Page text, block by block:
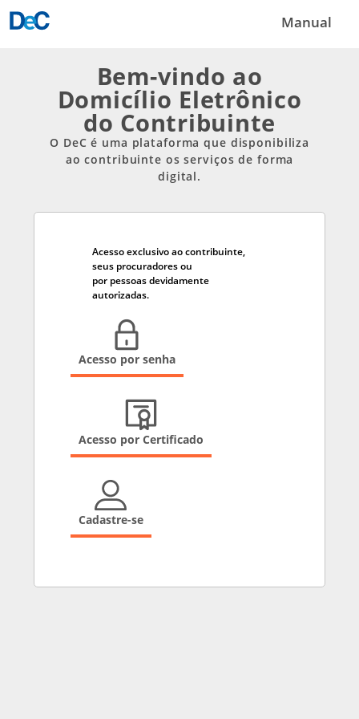
Manual
Bem-vindo ao
Domicílio Eletrônico
do Contribuinte
O DeC é uma plataforma que disponibiliza
ao contribuinte os serviços de forma
digital.
Acesso exclusivo ao contribuinte,
seus procuradores ou
por pessoas devidamente
autorizadas.
Acesso por senha
Acesso por Certificado
Cadastre-se